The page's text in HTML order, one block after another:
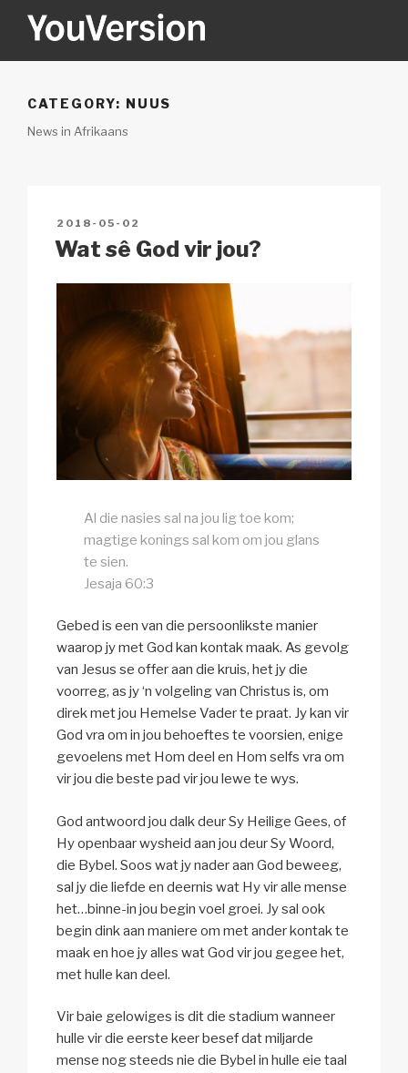
YOUVERSION
CATEGORY: NUUS
News in Afrikaans
POSTED
ON
2018-05-02
Wat sê God vir jou?
Al die nasies sal na jou lig toe kom;
magtige konings sal kom om jou glans
te sien.
Jesaja 60:3
Gebed is een van die persoonlikste manier
waarop jy met God kan kontak maak. As gevolg
van Jesus se offer aan die kruis, het jy die
voorreg, as jy ‘n volgeling van Christus is, om
direk met jou Hemelse Vader te praat. Jy kan vir
God vra om in jou behoeftes te voorsien, enige
gevoelens met Hom deel en Hom selfs vra om
vir jou die beste pad vir jou lewe te wys.
God antwoord jou dalk deur Sy Heilige Gees, of
Hy openbaar wysheid aan jou deur Sy Woord,
die Bybel. Soos wat jy nader aan God beweeg,
sal jy die liefde en deernis wat Hy vir alle mense
het…binne-in jou begin voel groei. Jy sal ook
begin dink aan maniere om met ander kontak te
maak en hoe jy alles wat God vir jou gegee het,
met hulle kan deel.
Vir baie gelowiges is dit die stadium wanneer
hulle vir die eerste keer besef dat miljarde
mense nog steeds nie die Bybel in hulle eie taal